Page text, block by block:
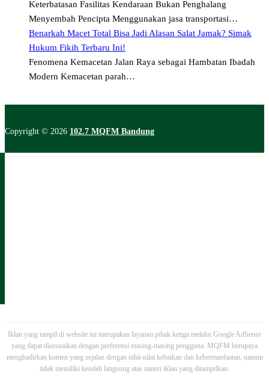
Keterbatasan Fasilitas Kendaraan Bukan Penghalang
Menyembah Pencipta Menggunakan jasa transportasi…
Benarkah Macet Total Bisa Jadi Alasan Salat Jamak? Simak
Hukum Fikih Terbaru Ini!
Fenomena Kemacetan Jalan Raya sebagai Hambatan Ibadah
Modern Kemacetan parah…
Copyright © 2026 102.7 MQFM Bandung
Iklan yang tampil di website ini merupakan layanan pihak ketiga melalui Google AdSense
yang dapat disesuaikan dengan preferensi masing-masing pengguna. MQFM berupaya
menghadirkan konten yang sejalan dengan nilai-nilai kebaikan dan kebermanfaatan, namun
tidak memiliki kendali langsung atas materi iklan yang ditampilkan.